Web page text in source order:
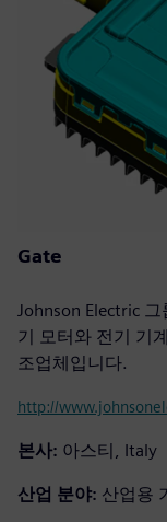
Gate
Johnson Electric
기 모터와 전기 기
조업체입니다.
http://
본사: 아스티, Italy
산업 분야: 산업용